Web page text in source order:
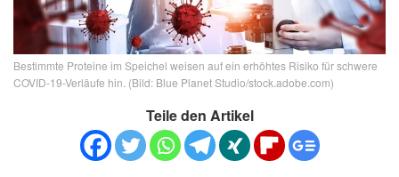
Bestimmte Proteine im Speichel weisen auf ein erhöhtes Risiko für schwere
COVID-19-Verläufe hin. (Bild: Blue Planet Studio/stock.adobe.com)
Teile den Artikel